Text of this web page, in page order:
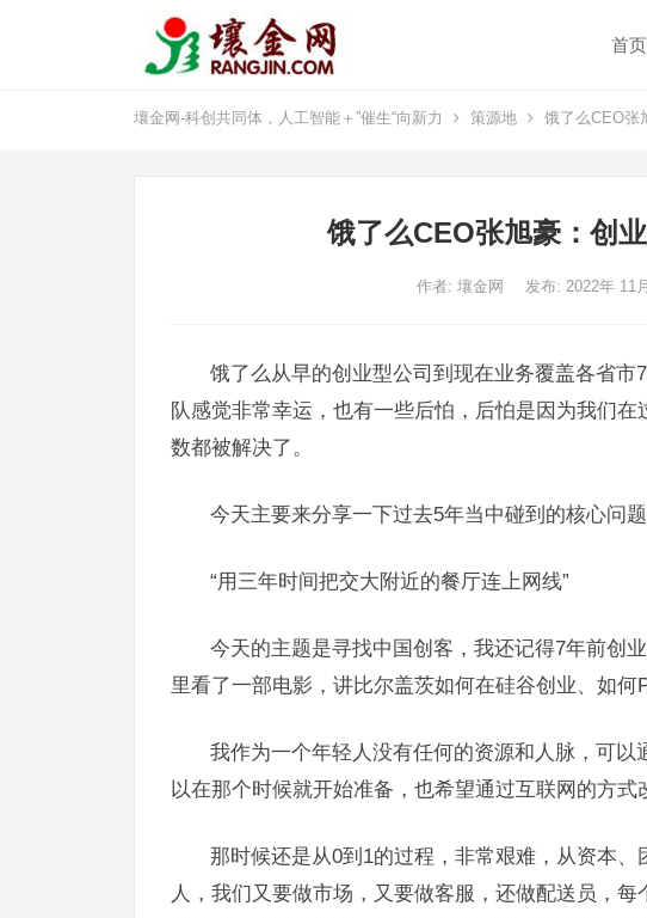
首页
壤金网-科创共同体，人工智能＋”催生“向新力 策源地 饿了么CEO张
饿了么CEO张旭豪：创
作者: 壤金网 发布: 2022年 11
饿了么从早的创业型公司到现在业务覆盖各省市
队感觉非常幸运，也有一些后怕，后怕是因为我们
数都被解决了。
今天主要来分享一下过去5年当中碰到的核心问题
“用三年时间把交大附近的餐厅连上网线”
今天的主题是寻找中国创客，我还记得7年前创
里看了一部电影，讲比尔盖茨如何在硅谷创业、如何
我作为一个年轻人没有任何的资源和人脉，可
以在那个时候就开始准备，也希望通过互联网的方式
那时候还是从0到1的过程，非常艰难，从资本
人，我们又要做市场，又要做客服，还做配送员，